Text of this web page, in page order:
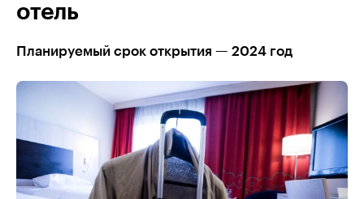
отель
Планируемый срок открытия — 2024 год